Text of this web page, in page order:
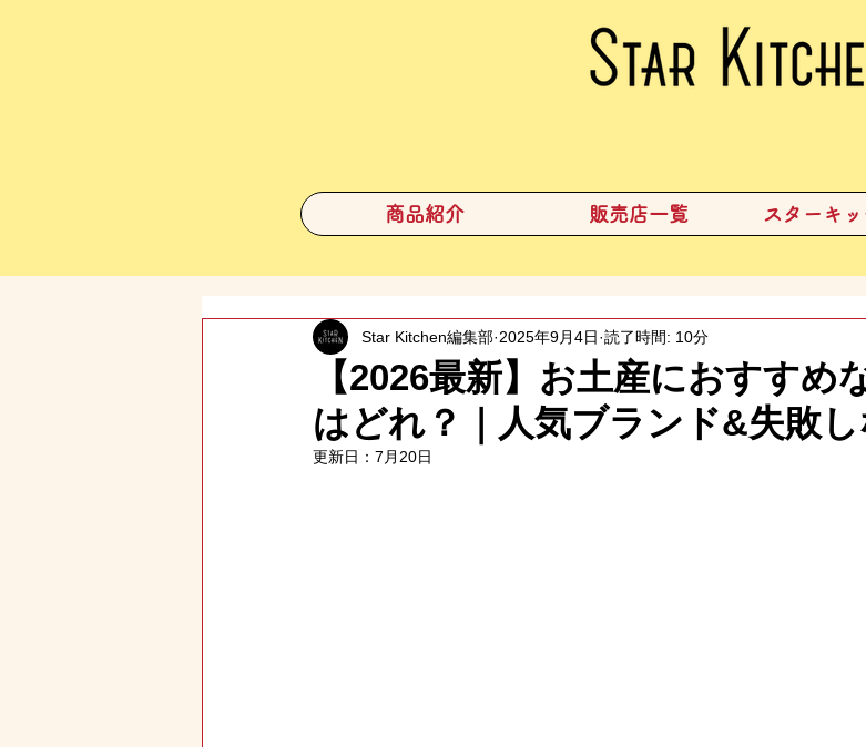
商品紹介 販売店一覧 スターキ
【2026最新】お土産におすすめ
はどれ？｜人気ブランド&失敗
Star Kitchen編集部 2025年9月4日 読了時間: 10分
更新日： 7月20日